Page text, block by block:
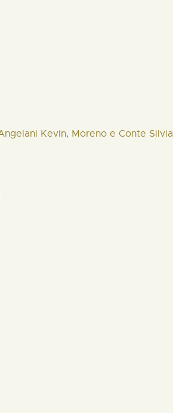
Kevin, Moreno e Conte Silvia